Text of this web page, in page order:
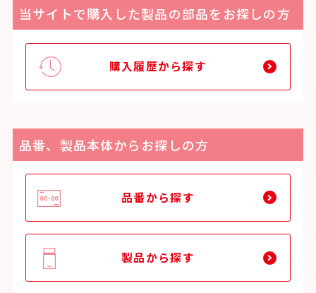
当サイトで購入した製品の部品をお探しの方
購入履歴から探す
品番、製品本体からお探しの方
品番から探す
製品から探す